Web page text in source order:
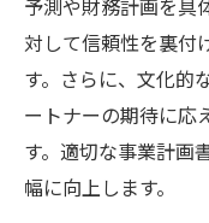
対して信頼性を裏付
す。さらに、文化的
ートナーの期待に応
す。適切な事業計画
幅に向上します。